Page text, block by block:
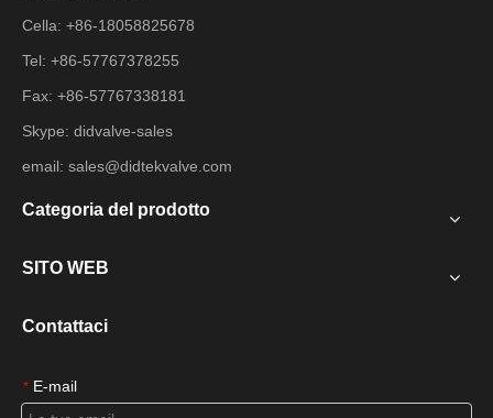
Cella: +86-18058825678
Tel: +86-57767378255
Fax: +86-57767338181
Skype: didvalve-sales
email: sales@didtekvalve.com
Categoria del prodotto
SITO WEB
Contattaci
* E-mail